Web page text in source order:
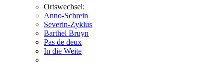
Ortswechsel:
Anno-Schrein
Severin-Zyklus
Barthel Bruyn
Pas de deux
In die Weite